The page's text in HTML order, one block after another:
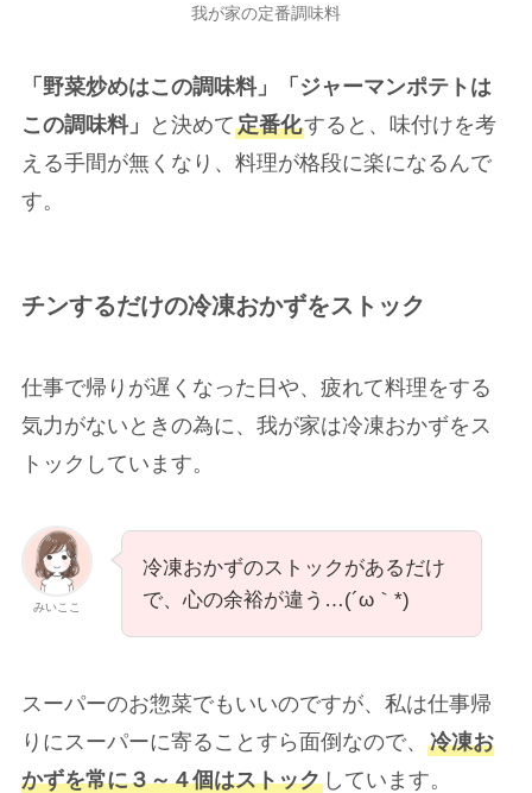
我が家の定番調味料
「野菜炒めはこの調味料」「ジャーマンポテトは
この調味料」
と決めて定番化すると、味付けを考
える手間が無くなり、料理が格段に楽になるんで
す。
チンするだけの冷凍おかずをストック
仕事で帰りが遅くなった日や、疲れて料理をする
気力がないときの為に、我が家は冷凍おかずをス
トックしています。
みいここ
冷凍おかずのストックがあるだけ
で、心の余裕が違う…(´ω｀*)
スーパーのお惣菜でもいいのですが、私は仕事帰
りにスーパーに寄ることすら面倒なので、 冷凍お
かずを常に３～４個はストックしています。